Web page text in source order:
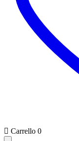
 Carrello 0